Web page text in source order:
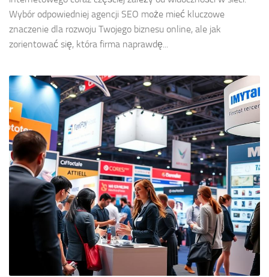
Wybór odpowiedniej agencji SEO może mieć kluczowe
znaczenie dla rozwoju Twojego biznesu online, ale jak
zorientować się, która firma naprawdę...